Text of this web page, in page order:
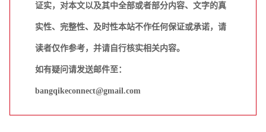
证实，对本文以及其中全部或者部分内容、文字的真
实性、完整性、及时性本站不作任何保证或承诺，请
读者仅作参考，并请自行核实相关内容。
如有疑问请发送邮件至：
bangqikeconnect@gmail.com